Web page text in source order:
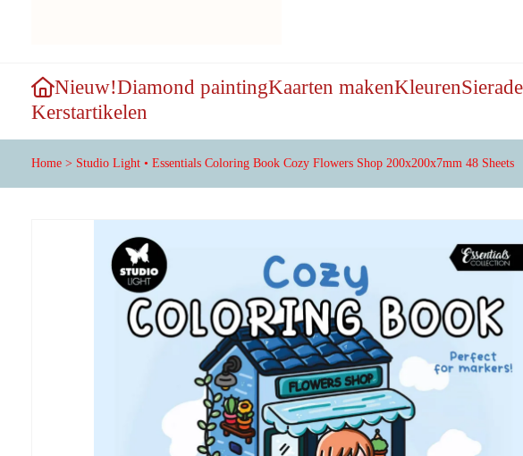
Nieuw!Diamond paintingKaarten makenKleuren
Kerstartikelen
Home > Studio Light • Essentials Coloring Book Cozy Flowers Shop 200x200x7mm 48 Sheets